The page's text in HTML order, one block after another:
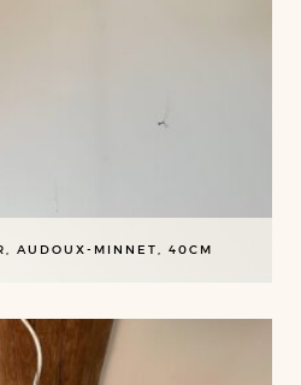
AUDOUX-MINNET, 40CM